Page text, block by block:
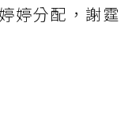
婷分配，謝霆